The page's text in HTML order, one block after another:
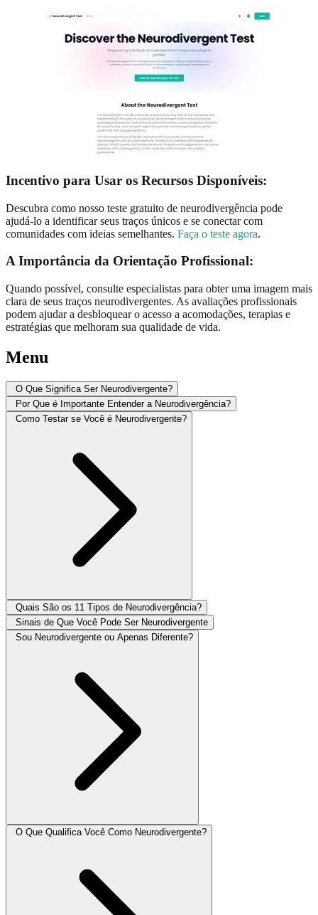
Incentivo para Usar os Recursos Disponíveis:
Descubra como nosso teste gratuito de neurodivergência pode
ajudá-lo a identificar seus traços únicos e se conectar com
comunidades com ideias semelhantes. Faça o teste agora.
A Importância da Orientação Profissional:
Quando possível, consulte especialistas para obter uma imagem mais
clara de seus traços neurodivergentes. As avaliações profissionais
podem ajudar a desbloquear o acesso a acomodações, terapias e
estratégias que melhoram sua qualidade de vida.
Menu
O Que Significa Ser Neurodivergente?
Por Que é Importante Entender a Neurodivergência?
Como Testar se Você é Neurodivergente?
Quais São os 11 Tipos de Neurodivergência?
Sinais de Que Você Pode Ser Neurodivergente
Sou Neurodivergente ou Apenas Diferente?
O Que Qualifica Você Como Neurodivergente?